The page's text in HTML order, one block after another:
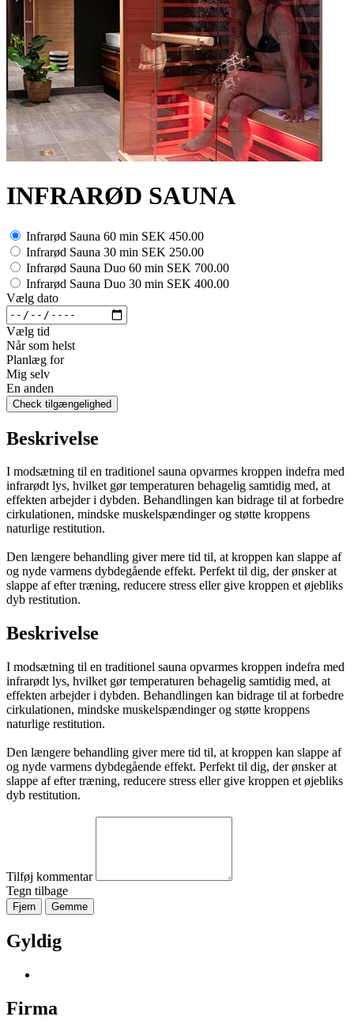
INFRARØD SAUNA
Infrarød Sauna 60 min SEK 450.00
Infrarød Sauna 30 min SEK 250.00
Infrarød Sauna Duo 60 min SEK 700.00
Infrarød Sauna Duo 30 min SEK 400.00
Vælg dato
Vælg tid
Når som helst
Planlæg for
Mig selv
En anden
Check tilgængelighed
Beskrivelse
I modsætning til en traditionel sauna opvarmes kroppen indefra med
infrarødt lys, hvilket gør temperaturen behagelig samtidig med, at
effekten arbejder i dybden. Behandlingen kan bidrage til at forbedre
cirkulationen, mindske muskelspændinger og støtte kroppens
naturlige restitution.
Den længere behandling giver mere tid til, at kroppen kan slappe af
og nyde varmens dybdegående effekt. Perfekt til dig, der ønsker at
slappe af efter træning, reducere stress eller give kroppen et øjebliks
dyb restitution.
Beskrivelse
I modsætning til en traditionel sauna opvarmes kroppen indefra med
infrarødt lys, hvilket gør temperaturen behagelig samtidig med, at
effekten arbejder i dybden. Behandlingen kan bidrage til at forbedre
cirkulationen, mindske muskelspændinger og støtte kroppens
naturlige restitution.
Den længere behandling giver mere tid til, at kroppen kan slappe af
og nyde varmens dybdegående effekt. Perfekt til dig, der ønsker at
slappe af efter træning, reducere stress eller give kroppen et øjebliks
dyb restitution.
Tilføj kommentar
Tegn tilbage
Fjern Gemme
Gyldig
Firma